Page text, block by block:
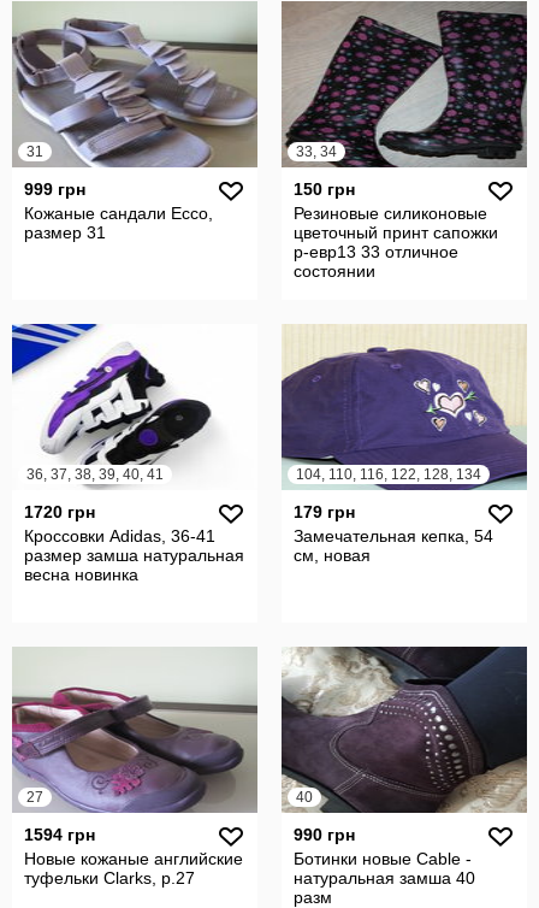
31
999 грн
Кожаные сандали Ecco,
размер 31
33, 34
150 грн
Резиновые силиконовые
цветочный принт сапожки
р-евр13 33 отличное
состоянии
36, 37, 38, 39, 40, 41
1720 грн
Кроссовки Adidas, 36-41
размер замша натуральная
весна новинка
104, 110, 116, 122, 128, 134
179 грн
Замечательная кепка, 54
см, новая
27
1594 грн
Новые кожаные английские
туфельки Clarks, р.27
40
990 грн
Ботинки новые Cable -
натуральная замша 40
разм